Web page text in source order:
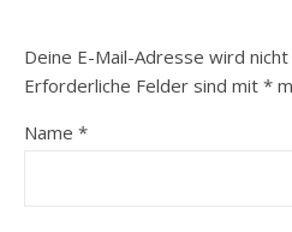
Deine E-Mail-Adresse wird
Erforderliche Felder sind mit *
Name *